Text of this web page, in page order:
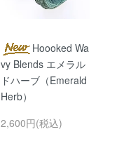
Hoooked Wa
vy Blends エメラル
ドハーブ（Emerald
Herb）
2,600円(税込)